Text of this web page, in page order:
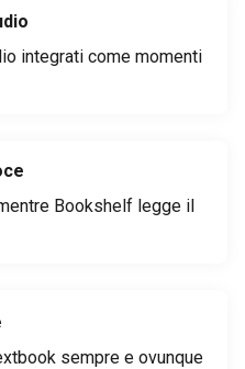
integrati come momenti
Bookshelf legge il
sempre e ovunque